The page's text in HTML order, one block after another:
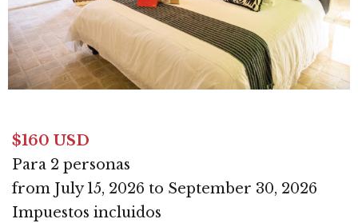
$160 USD
Para 2 personas
from July 15, 2026 to September 30, 2026
Impuestos incluidos